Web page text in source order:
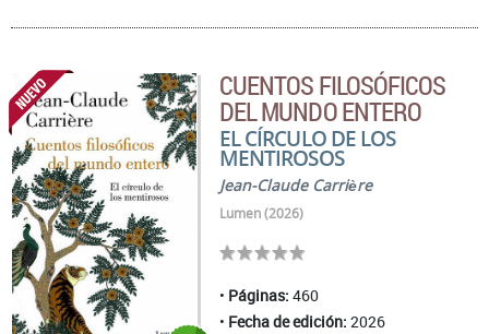
CUENTOS FILOSÓFICOS
DEL MUNDO ENTERO
EL CÍRCULO DE LOS
MENTIROSOS
Jean-Claude Carrière
Lumen (2026)
Páginas: 460
Fecha de edición: 2026